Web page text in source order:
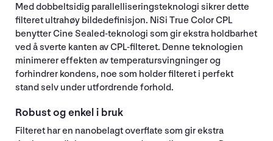
Med dobbeltsidig parallelliseringsteknologi sikrer dette
filteret ultrahøy bildedefinisjon. NiSi True Color CPL
benytter Cine Sealed-teknologi som gir ekstra holdbarhet
ved å sverte kanten av CPL-filteret. Denne teknologien
minimerer effekten av temperatursvingninger og
forhindrer kondens, noe som holder filteret i perfekt
stand selv under utfordrende forhold.
Robust og enkel i bruk
Filteret har en nanobelagt overflate som gir ekstra